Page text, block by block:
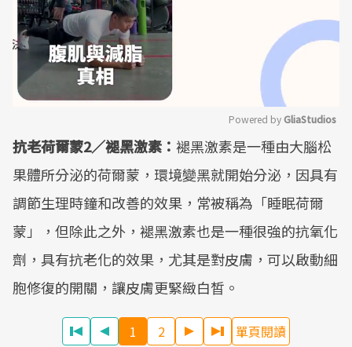
Mute
Powered by GliaStudios
抗老荷爾蒙2／褪黑激素： 褪黑激素是一種由大腦松
果體所分泌的荷爾蒙，環境變黑就開始分泌，因具有
調節生理時鐘和改善的效果，常被稱為「睡眠荷爾
蒙」，但除此之外，褪黑激素也是一種很強的抗氧化
劑，具有抗老化的效果，尤其是對皮膚，可以啟動細
胞修復的開關，讓皮膚更緊緻白皙。
1 2 單頁閱讀